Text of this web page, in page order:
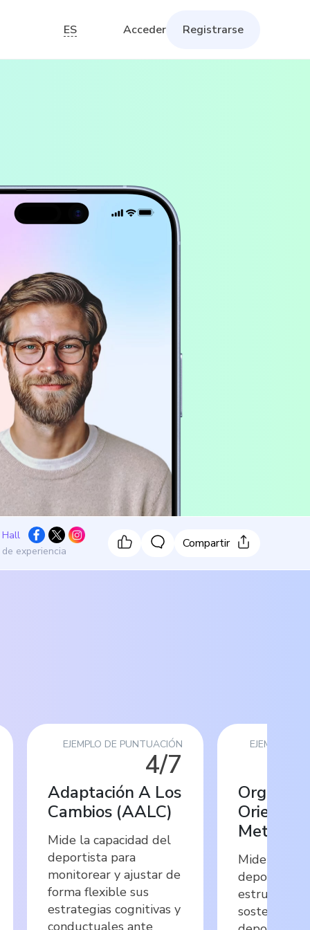
ES Acceder Registrarse
Hall
experiencia
Compartir
EJEMPLO DE PUNTUACIÓN
4/7
Adaptación A Los
Cambios (AALC)
Mide la capacidad del
deportista para
monitorear y ajustar de
forma flexible sus
estrategias cognitivas y
conductuales ante
EJEMPLO
Metas
Mide la
deportista
estructurar
sostener